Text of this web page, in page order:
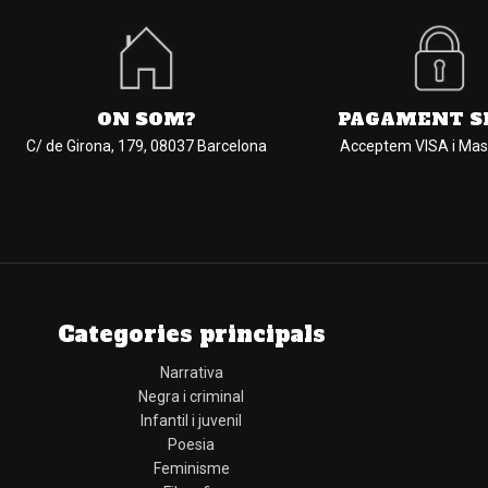
ON SOM?
C/ de Girona, 179, 08037 Barcelona
PAGAMENT
Acceptem VISA i
Categories principals
Narrativa
Negra i criminal
Infantil i juvenil
Poesia
Feminisme